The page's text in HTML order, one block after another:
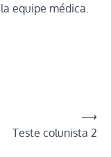
equipe médica.
Teste colunista 2
⟶